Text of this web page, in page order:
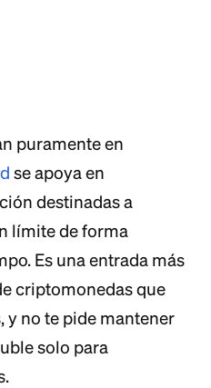
puramente en
se apoya en
destinadas a
límite de forma
Es una entrada más
criptomonedas que
y no te pide mantener
solo para